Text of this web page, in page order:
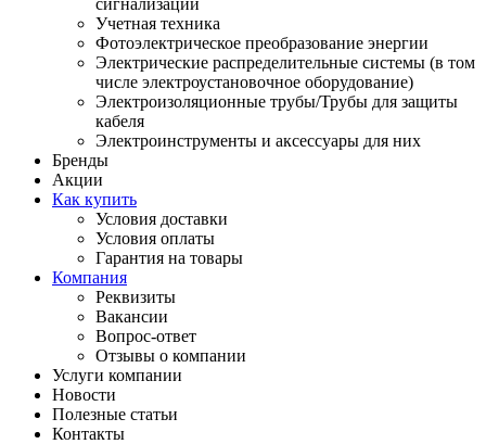
Учетная техника
Фотоэлектрическое преобразование энергии
Электрические распределительные системы (в том
числе электроустановочное оборудование)
Электроизоляционные трубы/Трубы для защиты
кабеля
Электроинструменты и аксессуары для них
Бренды
Акции
Как купить
Условия доставки
Условия оплаты
Гарантия на товары
Компания
Реквизиты
Вакансии
Вопрос-ответ
Отзывы о компании
Услуги компании
Новости
Полезные статьи
Контакты